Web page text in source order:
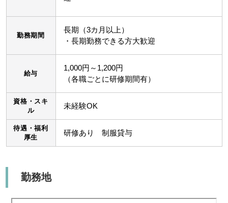
勤務期間
長期（3カ月以上）
・長期勤務できる方大歓迎
給与
1,000円～1,200円
（各職ごとに研修期間有）
資格・スキ
ル
未経験OK
待遇・福利
厚生
研修あり 制服貸与
勤務地